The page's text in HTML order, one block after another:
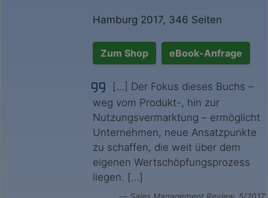
Hamburg 2017, 346 Seiten
Zum Shop eBook-Anfrage
[…] Der Fokus dieses Buchs –
weg vom Produkt-, hin zur
Nutzungsvermarktung – ermöglicht
Unternehmen, neue Ansatzpunkte
zu schaffen, die weit über dem
eigenen Wertschöpfungsprozess
liegen. […]